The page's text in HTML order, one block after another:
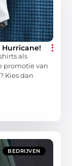
als
promotie van
Kies dan
BEDRIJVEN